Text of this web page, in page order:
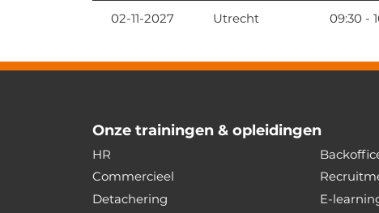
02-11-2027 Utrecht 09:30 -
Onze trainingen & opleidingen
HR
Commercieel
Detachering
E-